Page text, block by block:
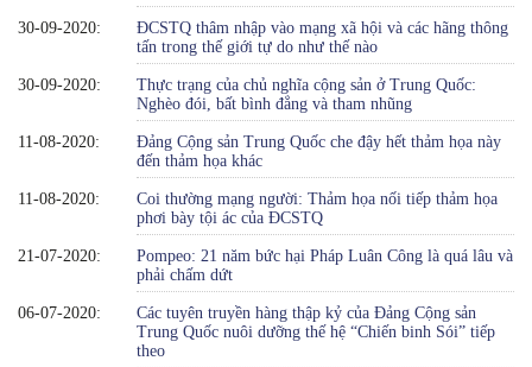
30-09-2020:
ĐCSTQ thâm nhập vào mạng xã hội và các hãng thông
tấn trong thế giới tự do như thế nào
30-09-2020:
Thực trạng của chủ nghĩa cộng sản ở Trung Quốc:
Nghèo đói, bất bình đẳng và tham nhũng
11-08-2020:
Đảng Cộng sản Trung Quốc che đậy hết thảm họa này
đến thảm họa khác
11-08-2020:
Coi thường mạng người: Thảm họa nối tiếp thảm họa
phơi bày tội ác của ĐCSTQ
21-07-2020:
Pompeo: 21 năm bức hại Pháp Luân Công là quá lâu và
phải chấm dứt
06-07-2020:
Các tuyên truyền hàng thập kỷ của Đảng Cộng sản
Trung Quốc nuôi dưỡng thế hệ “Chiến binh Sói” tiếp
theo